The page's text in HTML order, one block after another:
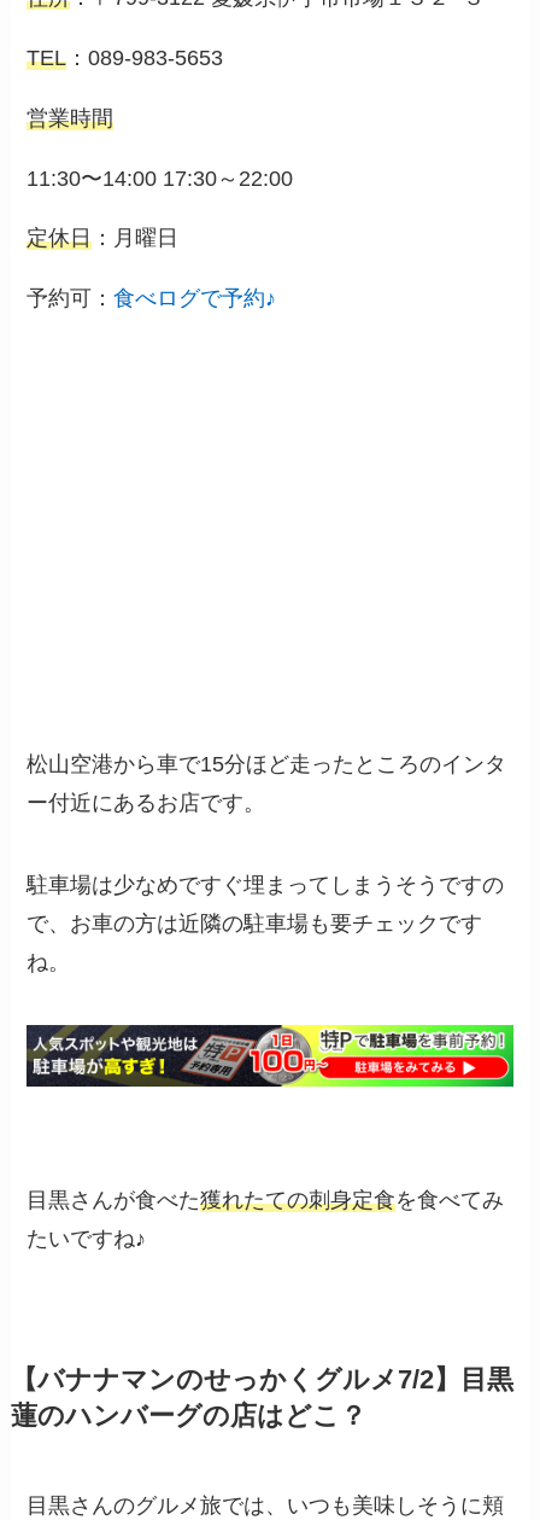
TEL ：089-983-5653
営業時間
11:30〜14:00 17:30～22:00
定休日 ：月曜日
予約可：食べログで予約♪
松山空港から車で15分ほど走ったところのインタ
ー付近にあるお店です。
駐車場は少なめですぐ埋まってしまうそうですの
で、お車の方は近隣の駐車場も要チェックです
ね。
目黒さんが食べた獲れたての刺身定食を食べてみ
たいですね♪
【バナナマンのせっかくグルメ7/2】目黒
蓮のハンバーグの店はどこ？
目黒さんのグルメ旅では、いつも美味しそうに頬